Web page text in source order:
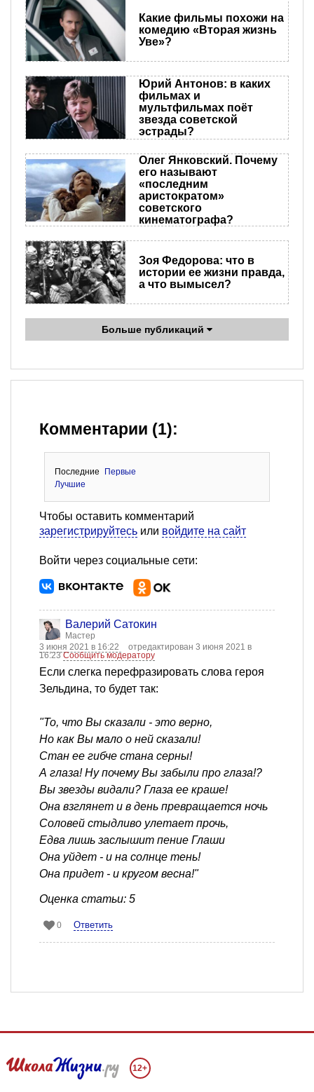
Какие фильмы похожи на
комедию «Вторая жизнь
Уве»?
Юрий Антонов: в каких
фильмах и
мультфильмах поёт
звезда советской
эстрады?
Олег Янковский. Почему
его называют
«последним
аристократом»
советского
кинематографа?
Зоя Федорова: что в
истории ее жизни правда,
а что вымысел?
Больше публикаций
Комментарии (1):
Последние
Первые
Лучшие
Чтобы оставить комментарий
зарегистрируйтесь или войдите на сайт
Войти через социальные сети:
Валерий Сатокин
Мастер
3 июня 2021 в 16:22
отредактирован 3 июня 2021 в
16:23Сообщить модератору
Если слегка перефразировать слова героя
Зельдина, то будет так:
"То, что Вы сказали - это верно,
Но как Вы мало о ней сказали!
Стан ее гибче стана серны!
А глаза! Ну почему Вы забыли про глаза!?
Вы звезды видали? Глаза ее краше!
Она взглянет и в день превращается ночь
Соловей стыдливо улетает прочь,
Едва лишь заслышит пение Глаши
Она уйдет - и на солнце тень!
Она придет - и кругом весна!"
Оценка статьи: 5
0 Ответить
12+